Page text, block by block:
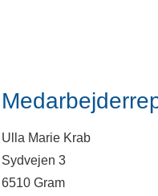
Ulla Marie Krab
Sydvejen 3
6510 Gram